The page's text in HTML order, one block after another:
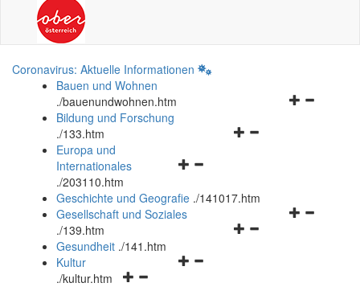
Coronavirus: Aktuelle Informationen
Bauen und Wohnen
./bauenundwohnen.htm
Navigationsmenü
Bildung und Forschung
./133.htm
Navigationsmenü
und
schließen
Europa und
Internationales
./203110.htm
Geschichte und Geografie ./141017.htm
Navigationsmenü
Gesellschaft und Soziales
./139.htm
Navigationsmenü
Gesundheit ./141.htm
Navigationsmenü
Kultur
./kultur.htm